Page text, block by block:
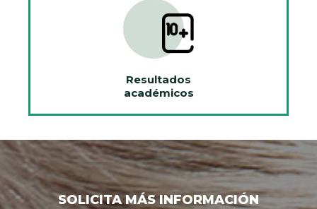
Resultados
académicos
SOLICITA MÁS INFORMACIÓN